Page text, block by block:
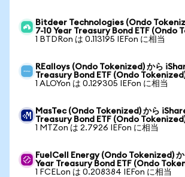
Bitdeer Technologies (Ondo
7-10 Year Treasury Bond ETF (Ondo
1 BTDRon は 0.113195 IEFon に相当
REalloys (Ondo Tokenized) から
Treasury Bond ETF (Ondo
1 ALOYon は 0.129305 IEFon に相当
MasTec (Ondo Tokenized) から
Treasury Bond ETF (Ondo
1 MTZon は 2.7926 IEFon に相当
FuelCell Energy (Ondo Tokenized)
Year Treasury Bond ETF (Ondo
1 FCELon は 0.208384 IEFon に相当